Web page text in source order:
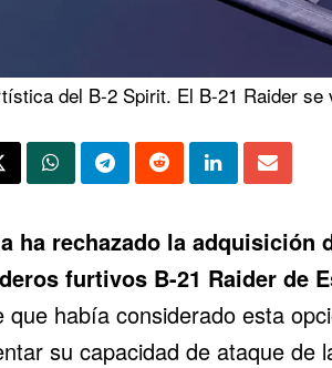
del B-2 Spirit. El B-21 Raider se
ha rechazado la adquisición
furtivos B-21 Raiderde
que había considerado esta
su capacidad de ataque de